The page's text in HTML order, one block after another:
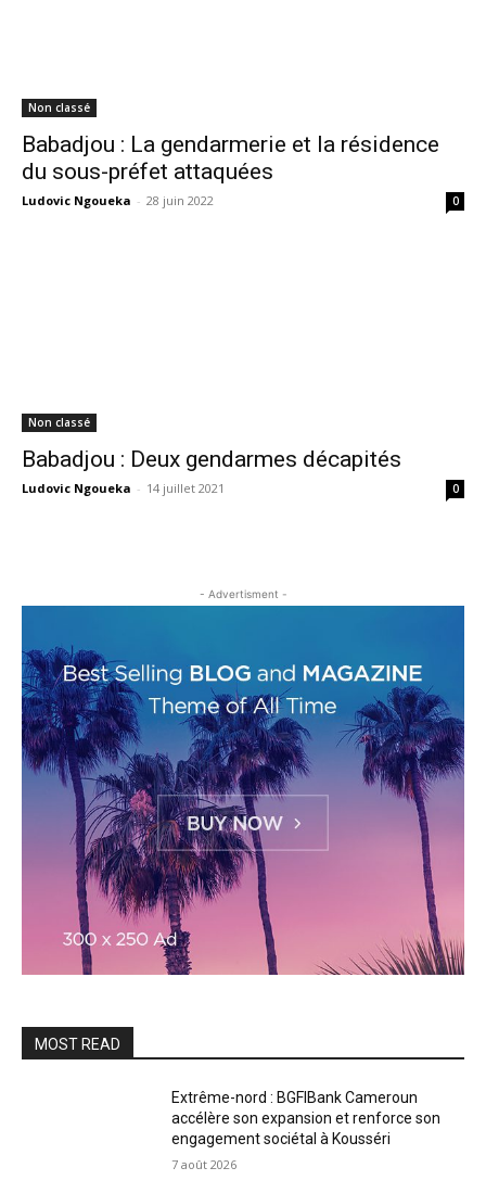
Non classé
Babadjou : La gendarmerie et la résidence
du sous-préfet attaquées
Ludovic Ngoueka - 28 juin 2022 0
Non classé
Babadjou : Deux gendarmes décapités
Ludovic Ngoueka - 14 juillet 2021 0
- Advertisment -
MOST READ
Extrême-nord : BGFIBank Cameroun
accélère son expansion et renforce son
engagement sociétal à Kousséri
7 août 2026